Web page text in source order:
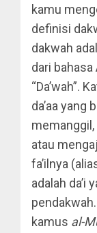
kamu
definisi
dakwah
dari bahasa
“Da’wah”.
da’aa yang
atau
fa’ilnya
adalah da’i
kamus al-